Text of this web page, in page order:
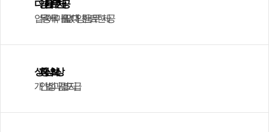
다양한 음료 무한 제공
업무 중에 목마를 일 없다! 다양한 음료 무한제공
성과 중심의 보상
개인별 성과금 별도 지급